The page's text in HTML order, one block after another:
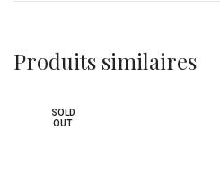
Produits similaires
SOLD
OUT